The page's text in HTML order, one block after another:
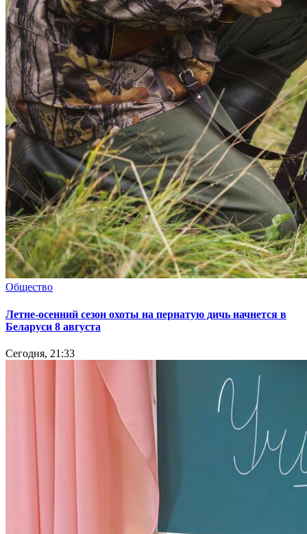
Общество
Летне-осенний сезон охоты на пернатую дичь начнется в
Беларуси 8 августа
Сегодня, 21:33